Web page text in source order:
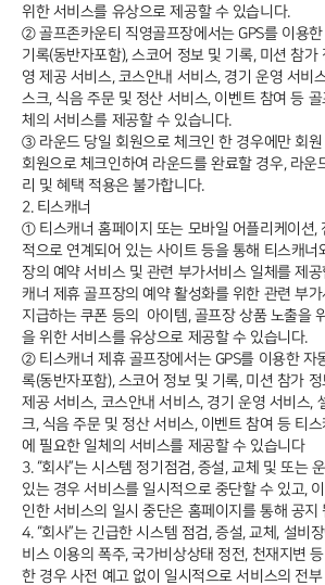
위한 서비스를 유상으로 제공할 수 있습니다.
② 골프존카운티 직영골프장에서는 GPS를 이용
기록(동반자포함), 스코어 정보 및 기록, 미션 참가
영 제공 서비스, 코스안내 서비스, 경기 운영 서비
스크, 식음 주문 및 정산 서비스, 이벤트 참여 등
체의 서비스를 제공할 수 있습니다.
③ 라운드 당일 회원으로 체크인 한 경우에만 회원
회원으로 체크인하여 라운드를 완료할 경우, 라운
리 및 혜택 적용은 불가합니다.
2. 티스캐너
① 티스캐너 홈페이지 또는 모바일 어플리케이션,
적으로 연계되어 있는 사이트 등을 통해 티스캐너
장의 예약 서비스 및 관련 부가서비스 일체를 제공
캐너 제휴 골프장의 예약 활성화를 위한 관련 부가
지급하는 쿠폰 등의 아이템, 골프장 상품 노출을
을 위한 서비스를 유상으로 제공할 수 있습니다.
② 티스캐너 제휴 골프장에서는 GPS를 이용한 자
록(동반자포함), 스코어 정보 및 기록, 미션 참가
제공 서비스, 코스안내 서비스, 경기 운영 서비스,
크, 식음 주문 및 정산 서비스, 이벤트 참여 등 티
에 필요한 일체의 서비스를 제공할 수 있습니다
3. “회사”는 시스템 정기점검, 증설, 교체 및 또는
있는 경우 서비스를 일시적으로 중단할 수 있고,
인한 서비스의 일시 중단은 홈페이지를 통해 공지
4. “회사”는 긴급한 시스템 점검, 증설, 교체, 설비
비스 이용의 폭주, 국가비상상태 정전, 천재지변
한 경우 사전 예고 없이 일시적으로 서비스의 전